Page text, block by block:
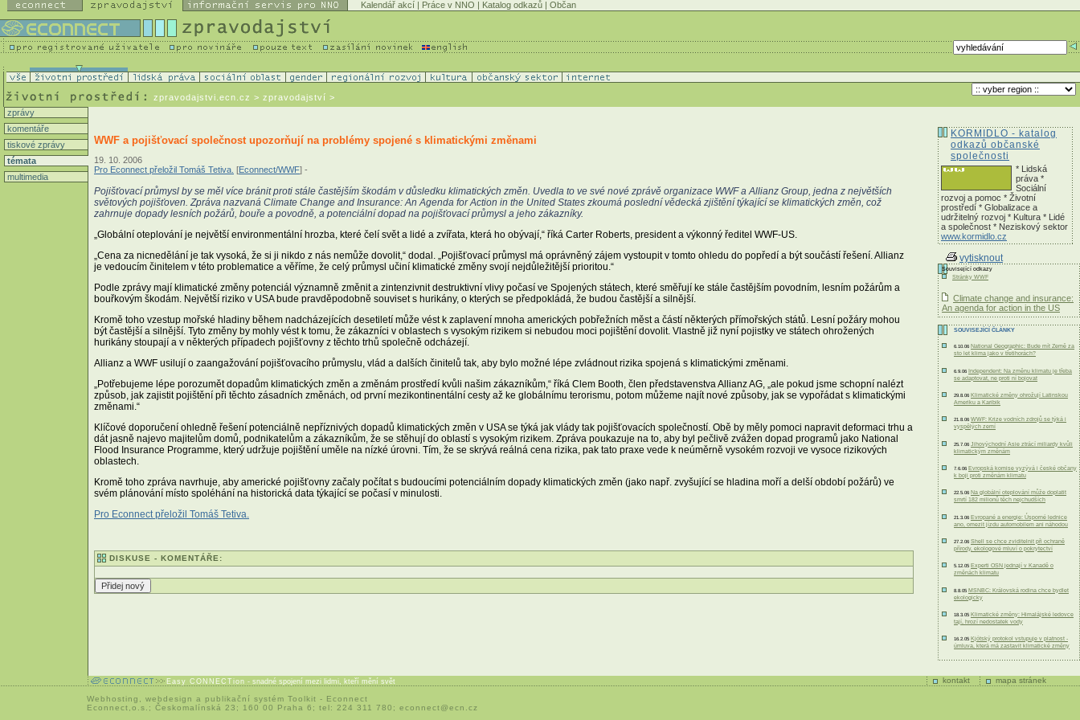
Kalendář akcí | Práce v NNO | Katalog odkazů | Občan
zpravodajstvi.ecn.cz > zpravodajství >
zprávy
komentáře
tiskové zprávy
témata
multimedia
WWF a pojišťovací společnost upozorňují na problémy spojené s klimatickými změnami
19. 10. 2006
Pro Econnect přeložil Tomáš Tetiva. [Econnect/WWF] -
Pojišťovací průmysl by se měl více bránit proti stále častějším škodám v důsledku klimatických změn. Uvedla to ve své nové zprávě organizace WWF a Allianz Group, jedna z největších
světových pojišťoven. Zpráva nazvaná Climate Change and Insurance: An Agenda for Action in the United States zkoumá poslední vědecká zjištění týkající se klimatických změn, což
zahrnuje dopady lesních požárů, bouře a povodně, a potenciální dopad na pojišťovací průmysl a jeho zákazníky.
„Globální oteplování je největší environmentální hrozba, které čelí svět a lidé a zvířata, která ho obývají,“ říká Carter Roberts, president a výkonný ředitel WWF-US.
„Cena za nicnedělání je tak vysoká, že si ji nikdo z nás nemůže dovolit,“ dodal. „Pojišťovací průmysl má oprávněný zájem vystoupit v tomto ohledu do popředí a být součástí řešení. Allianz
je vedoucím činitelem v této problematice a věříme, že celý průmysl učiní klimatické změny svojí nejdůležitější prioritou.“
Podle zprávy mají klimatické změny potenciál významně změnit a zintenzivnit destruktivní vlivy počasí ve Spojených státech, které směřují ke stále častějším povodním, lesním požárům a
bouřkovým škodám. Největší riziko v USA bude pravděpodobně souviset s hurikány, o kterých se předpokládá, že budou častější a silnější.
Kromě toho vzestup mořské hladiny během nadcházejících desetiletí může vést k zaplavení mnoha amerických pobřežních měst a částí některých přímořských států. Lesní požáry mohou
být častější a silnější. Tyto změny by mohly vést k tomu, že zákazníci v oblastech s vysokým rizikem si nebudou moci pojištění dovolit. Vlastně již nyní pojistky ve státech ohrožených
hurikány stoupají a v některých případech pojišťovny z těchto trhů společně odcházejí.
Allianz a WWF usilují o zaangažování pojišťovacího průmyslu, vlád a dalších činitelů tak, aby bylo možné lépe zvládnout rizika spojená s klimatickými změnami.
„Potřebujeme lépe porozumět dopadům klimatických změn a změnám prostředí kvůli našim zákazníkům,“ říká Clem Booth, člen představenstva Allianz AG, „ale pokud jsme schopní nalézt
způsob, jak zajistit pojištění při těchto zásadních změnách, od první mezikontinentální cesty až ke globálnímu terorismu, potom můžeme najít nové způsoby, jak se vypořádat s klimatickými
změnami.“
Klíčové doporučení ohledně řešení potenciálně nepříznivých dopadů klimatických změn v USA se týká jak vlády tak pojišťovacích společností. Obě by měly pomoci napravit deformaci trhu a
dát jasně najevo majitelům domů, podnikatelům a zákazníkům, že se stěhují do oblastí s vysokým rizikem. Zpráva poukazuje na to, aby byl pečlivě zvážen dopad programů jako National
Flood Insurance Programme, který udržuje pojištění uměle na nízké úrovni. Tím, že se skrývá reálná cena rizika, pak tato praxe vede k neúměrně vysokém rozvoji ve vysoce rizikových
oblastech.
Kromě toho zpráva navrhuje, aby americké pojišťovny začaly počítat s budoucími potenciálním dopady klimatických změn (jako např. zvyšující se hladina moří a delší období požárů) ve
svém plánování místo spoléhání na historická data týkající se počasí v minulosti.
Pro Econnect přeložil Tomáš Tetiva.
DISKUSE - KOMENTÁŘE:
KORMIDLO - katalog
odkazů občanské
společnosti
* Lidská
práva *
Sociální
rozvoj a pomoc * Životní
prostředí * Globalizace a
udržitelný rozvoj * Kultura * Lidé
a společnost * Neziskový sektor
www.kormidlo.cz
vytisknout
Související odkazy
Stránky WWF
Climate change and insurance:
An agenda for action in the US
SOUVISEJÍCÍ ČLÁNKY
6.10.06 National Geographic: Bude mít Země za
sto let klima jako v třetihorách?
6.9.06 Independent: Na změnu klimatu je třeba
se adaptovat, ne proti ní bojovat
29.8.06 Klimatické změny ohrožují Latinskou
Ameriku a Karibik
21.8.06 WWF: Krize vodních zdrojů se týká i
vyspělých zemí
25.7.06 Jihovýchodní Asie ztrácí miliardy kvůli
klimatickým změnám
7.6.06 Evropská komise vyzývá i české občany
k boji proti změnám klimatu
22.5.06 Na globální oteplování může doplatit
smrtí 182 milionů těch nejchudších
21.3.06 Evropané a energie: Úsporné lednice
ano, omezit jízdu automobilem ani náhodou
27.2.06 Shell se chce zviditelnit při ochraně
přírody, ekologové mluví o pokrytectví
5.12.05 Experti OSN jednají v Kanadě o
změnách klimatu
8.8.05 MSNBC: Královská rodina chce bydlet
ekologicky
18.3.05 Klimatické změny: Himalájské ledovce
tají, hrozí nedostatek vody
16.2.05 Kjótský protokol vstupuje v platnost -
úmluva, která má zastavit klimatické změny
kontakt mapa stránek
Easy CONNECTion - snadné spojení mezi lidmi, kteří mění svět
Webhosting webdesign a publikační systém Toolkit - Econnect
Econnect,o.s.; Českomalínská 23; 160 00 Praha 6; tel: 224 311 780; econnect@ecn.cz